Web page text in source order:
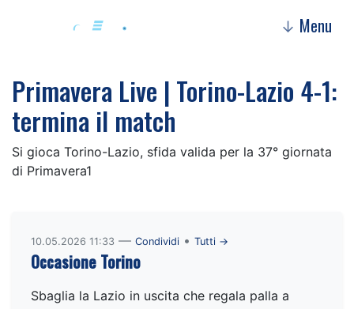
↓ Menu
Primavera Live | Torino-Lazio 4-1:
termina il match
Si gioca Torino-Lazio, sfida valida per la 37° giornata
di Primavera1
10.05.2026 11:33 — Condividi • Tutti →
Occasione Torino
Sbaglia la Lazio in uscita che regala palla a